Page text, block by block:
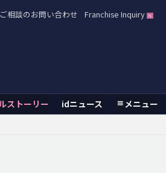
ご相談のお問い合わせ Franchise Inquiry
ストーリー idニュース メニュー